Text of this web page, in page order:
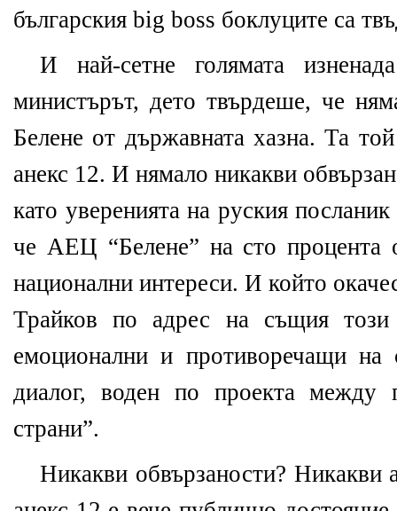
българския big boss боклуците са
И най-сетне голямата
министърът, дето твърдеше, че
Белене от държавната хазна. Та
анекс 12. И нямало никакви
като уверенията на руския
че АЕЦ “Белене” на сто процента
национални интереси. И който
Трайков по адрес на същия този
емоционални и противоречащи на
диалог, воден по проекта между
страни”.
Никакви обвързаности? Никакви